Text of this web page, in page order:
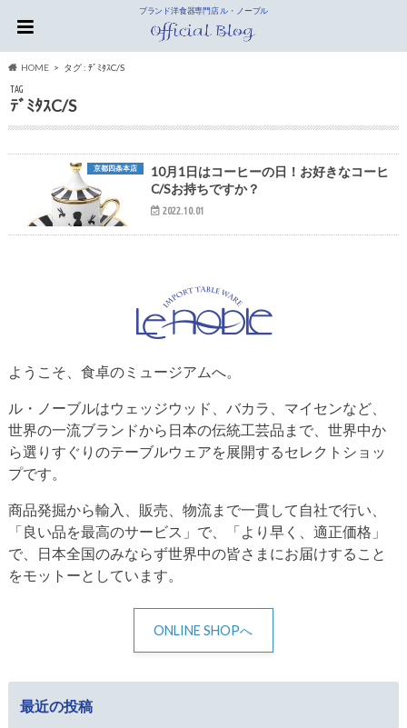
ブランド洋食器専門店 ル・ノーブル
HOME タグ : ﾃﾞﾐﾀｽC/S
TAG
ﾃﾞﾐﾀｽC/S
京都四条本店
10月1日はコーヒーの日！お好きなコーヒ
C/Sお持ちですか？
2022.10.01
ようこそ、食卓のミュージアムへ。
ル・ノーブルはウェッジウッド、バカラ、マイセンなど、
世界の一流ブランドから日本の伝統工芸品まで、世界中か
ら選りすぐりのテーブルウェアを展開するセレクトショッ
プです。
商品発掘から輸入、販売、物流まで一貫して自社で行い、
「良い品を最高のサービス」で、「より早く、適正価格」
で、日本全国のみならず世界中の皆さまにお届けすること
をモットーとしています。
ONLINE SHOPへ
最近の投稿